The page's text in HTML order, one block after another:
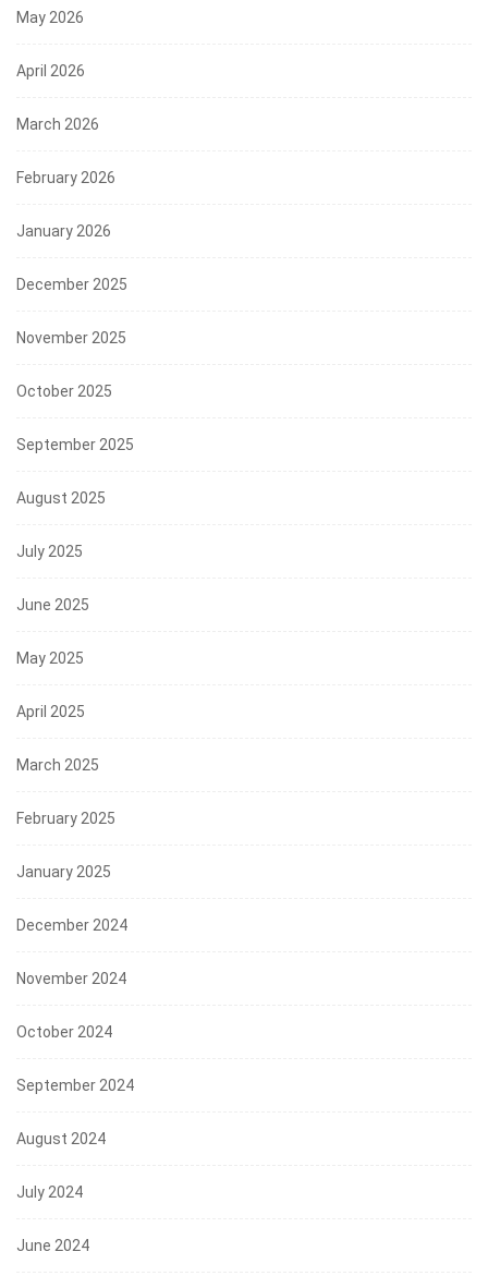
May 2026
April 2026
March 2026
February 2026
January 2026
December 2025
November 2025
October 2025
September 2025
August 2025
July 2025
June 2025
May 2025
April 2025
March 2025
February 2025
January 2025
December 2024
November 2024
October 2024
September 2024
August 2024
July 2024
June 2024